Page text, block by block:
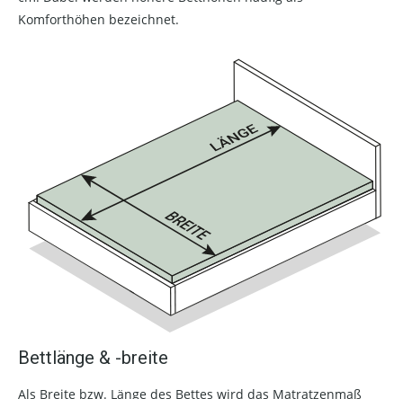
Komforthöhen bezeichnet.
Bettlänge & -breite
Als Breite bzw. Länge des Bettes wird das Matratzenmaß